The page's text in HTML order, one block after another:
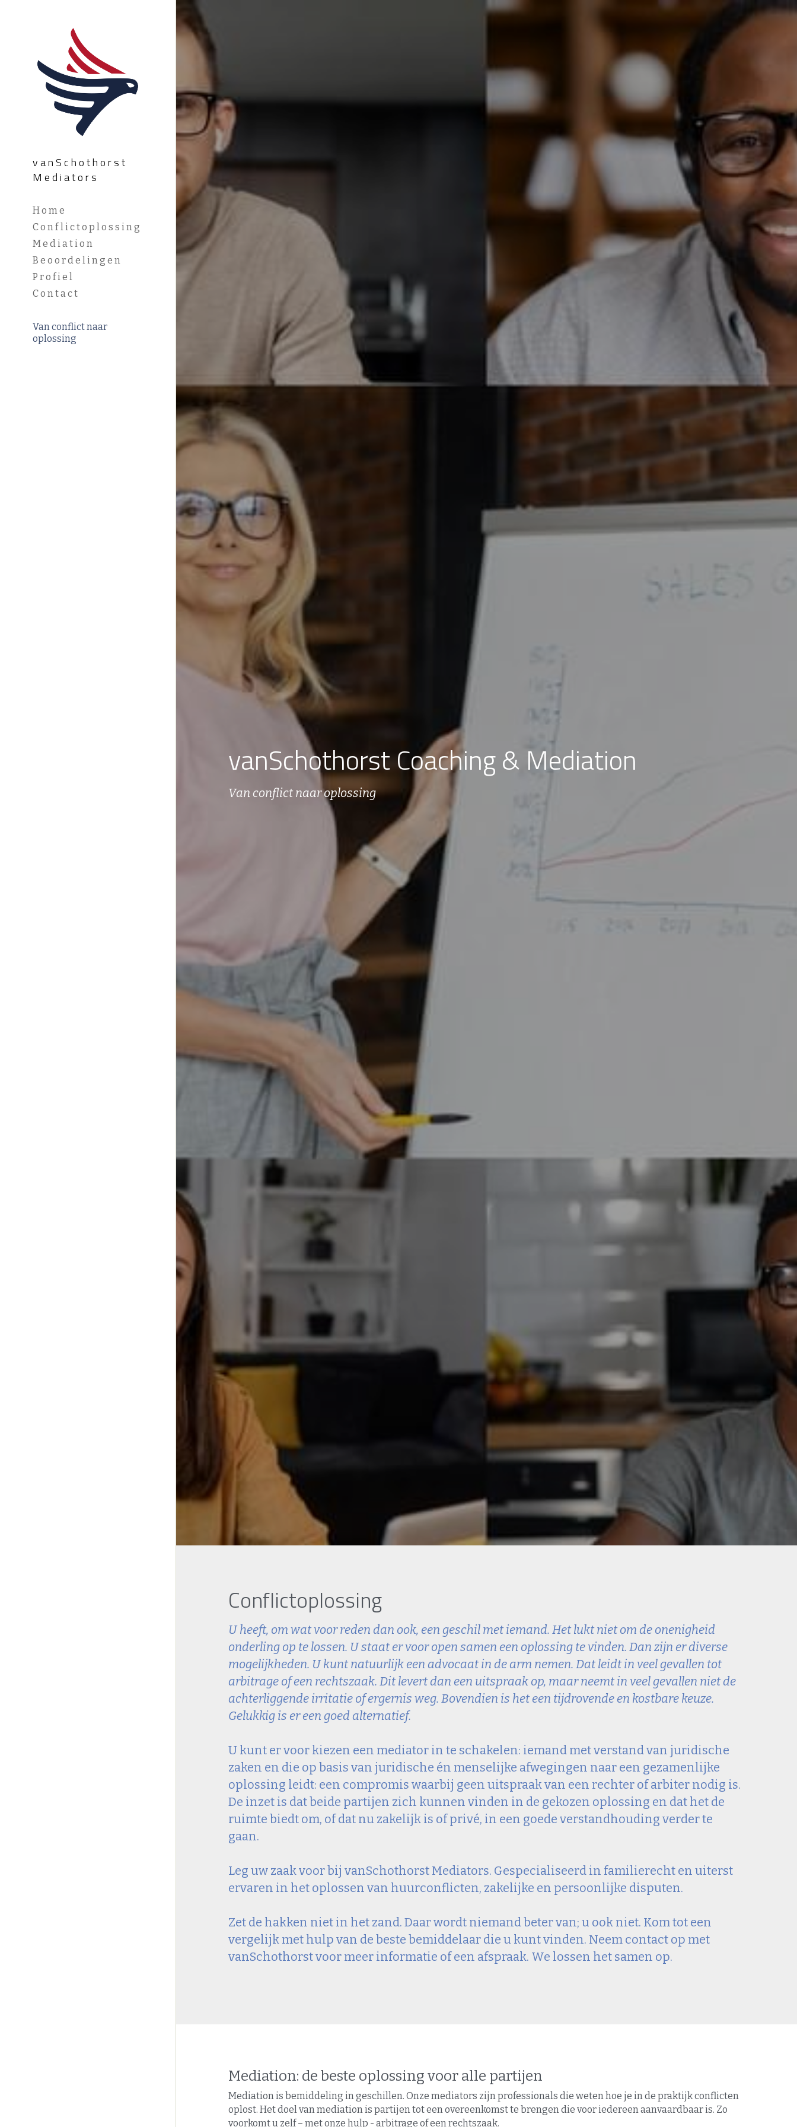
vanSchothorst
Mediators
Home
Conflictoplossing
Mediation
Beoordelingen
Profiel
Contact
Van conflict naar
oplossing
vanSchothorst Coaching & Mediation
Van conflict naar oplossing
Conflictoplossing
U heeft, om wat voor reden dan ook, een geschil met iemand. Het lukt niet om de onenigheid
onderling op te lossen. U staat er voor open samen een oplossing te vinden. Dan zijn er diverse
mogelijkheden. U kunt natuurlijk een advocaat in de arm nemen. Dat leidt in veel gevallen tot
arbitrage of een rechtszaak. Dit levert dan een uitspraak op, maar neemt in veel gevallen niet de
achterliggende irritatie of ergernis weg. Bovendien is het een tijdrovende en kostbare keuze.
Gelukkig is er een goed alternatief.
U kunt er voor kiezen een mediator in te schakelen: iemand met verstand van juridische
zaken en die op basis van juridische én menselijke afwegingen naar een gezamenlijke
oplossing leidt: een compromis waarbij geen uitspraak van een rechter of arbiter nodig is.
De inzet is dat beide partijen zich kunnen vinden in de gekozen oplossing en dat het de
ruimte biedt om, of dat nu zakelijk is of privé, in een goede verstandhouding verder te
gaan.
Leg uw zaak voor bij vanSchothorst Mediators. Gespecialiseerd in familierecht en uiterst
ervaren in het oplossen van huurconflicten, zakelijke en persoonlijke disputen.
Zet de hakken niet in het zand. Daar wordt niemand beter van; u ook niet. Kom tot een
vergelijk met hulp van de beste bemiddelaar die u kunt vinden. Neem contact op met
vanSchothorst voor meer informatie of een afspraak. We lossen het samen op.
Mediation: de beste oplossing voor alle partijen
Mediation is bemiddeling in geschillen. Onze mediators zijn professionals die weten hoe je in de praktijk conflicten
oplost. Het doel van mediation is partijen tot een overeenkomst te brengen die voor iedereen aanvaardbaar is. Zo
voorkomt u zelf – met onze hulp - arbitrage of een rechtszaak.